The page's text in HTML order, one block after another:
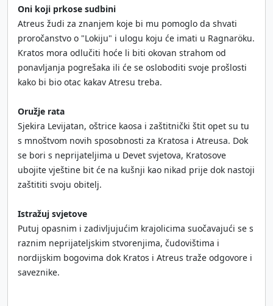
Oni koji prkose sudbini
Atreus žudi za znanjem koje bi mu pomoglo da shvati
proročanstvo o "Lokiju" i ulogu koju će imati u Ragnaröku.
Kratos mora odlučiti hoće li biti okovan strahom od
ponavljanja pogrešaka ili će se osloboditi svoje prošlosti
kako bi bio otac kakav Atresu treba.
Oružje rata
Sjekira Levijatan, oštrice kaosa i zaštitnički štit opet su tu
s mnoštvom novih sposobnosti za Kratosa i Atreusa. Dok
se bori s neprijateljima u Devet svjetova, Kratosove
ubojite vještine bit će na kušnji kao nikad prije dok nastoji
zaštititi svoju obitelj.
Istražuj svjetove
Putuj opasnim i zadivljujućim krajolicima suočavajući se s
raznim neprijateljskim stvorenjima, čudovištima i
nordijskim bogovima dok Kratos i Atreus traže odgovore i
saveznike.